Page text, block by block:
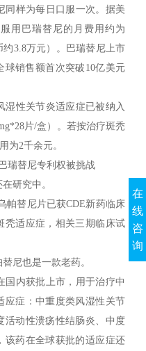
同样为每日口服一次。据美
用巴瑞替尼的月费用约为
3.8万元）。巴瑞替尼上市
球销售额首次突破10亿美元
湿性关节炎适应症已被纳入
片/盒）。若按治疗斑秃
为2千余元。
瑞替尼专利权被挑战
研究中。
帕替尼片已获CDE新药临床
秃适应症，相关三期临床试
尼也是一款老药。
国内获批上市，用于治疗中
应症：中重度类风湿性关节
活动性溃疡性结肠炎、中度
该药在全球获批的适应症还
在
线
咨
询